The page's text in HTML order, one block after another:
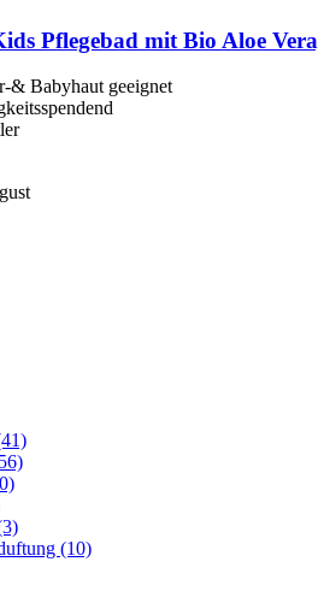
Pflegebad mit Bio Aloe
& Babyhaut geeignet
(10)